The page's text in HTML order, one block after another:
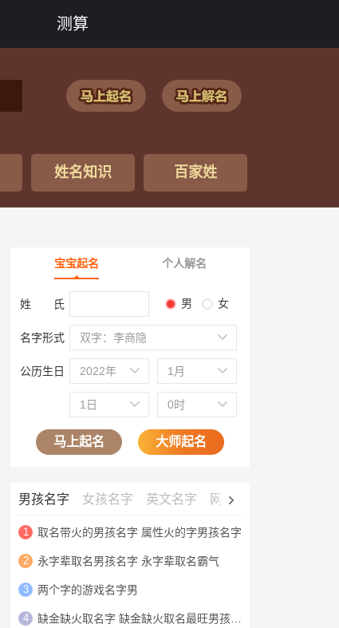
测算
姓名知识 百家姓
宝宝起名 个人解名
姓 氏 男 女
名字形式 双字：李商隐
公历生日 2022年 1月
1日 0时
马上起名 大师起名
男孩名字 女孩名字 英文名字 网名大全
1 取名带火的男孩名字 属性火的字男孩名字
2 永字辈取名男孩名字 永字辈取名霸气
3 两个字的游戏名字男
4 缺金缺火取名字 缺金缺火取名最旺男孩名字